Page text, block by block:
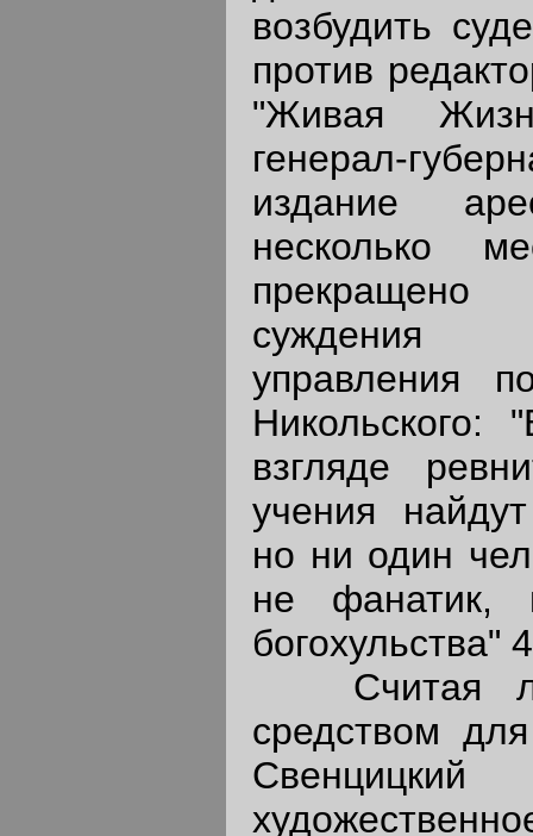
возбудить
против
"Живая
генерал-
издание
несколько
суждения
управления
взгляде
учения
но ни один
не фанатик,
богохульства"
Считая
средством